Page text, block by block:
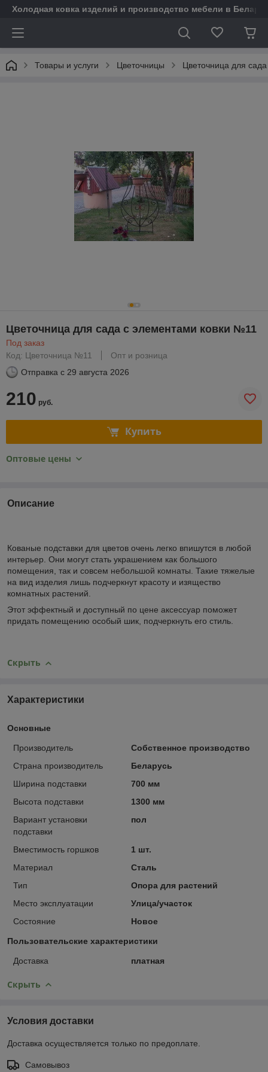
Холодная ковка изделий и производство мебели в
Товары и услуги Цветочницы Цветочница для
Цветочница для сада с элементами ковки №11
Под заказ
Код: Цветочница №11
Опт и розница
Отправка с 29 августа 2026
210 руб.
Купить
Оптовые цены
Описание
Кованые подставки для цветов очень легко впишутся в любой
интерьер. Они могут стать украшением как большого
помещения, так и совсем небольшой комнаты. Такие тяжелые
на вид изделия лишь подчеркнут красоту и изящество
комнатных растений.
Этот эффектный и доступный по цене аксессуар поможет
придать помещению особый шик, подчеркнуть его стиль.
Скрыть
Характеристики
Основные
Производитель
Собственное производство
Страна производитель
Беларусь
Ширина подставки
700 мм
Высота подставки
1300 мм
Вариант установки
подставки
пол
Вместимость горшков
1 шт.
Материал
Сталь
Тип
Опора для растений
Место эксплуатации
Улица/участок
Состояние
Новое
Пользовательские характеристики
Доставка платная
Скрыть
Условия доставки
Доставка осуществляется только по предоплате.
Самовывоз